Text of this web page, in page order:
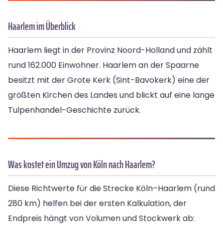
Haarlem im Überblick
Haarlem liegt in der Provinz Noord-Holland und zählt
rund 162.000 Einwohner. Haarlem an der Spaarne
besitzt mit der Grote Kerk (Sint-Bavokerk) eine der
größten Kirchen des Landes und blickt auf eine lange
Tulpenhandel-Geschichte zurück.
Was kostet ein Umzug von Köln nach Haarlem?
Diese Richtwerte für die Strecke Köln–Haarlem (rund
280 km) helfen bei der ersten Kalkulation, der
Endpreis hängt von Volumen und Stockwerk ab: